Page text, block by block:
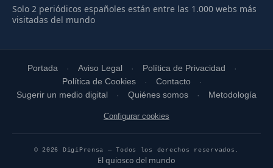
Solo 2 periódicos españoles están entre las 1.000 webs más
visitadas del mundo
Portada Aviso Legal
Política de Privacidad
Política de Cookies
Contacto
Sugerir un medio digital
Quiénes somos Metodología
Configurar cookies
© 2026 DigiPrensa — Todos los derechos reservados.
El quiosco del mundo